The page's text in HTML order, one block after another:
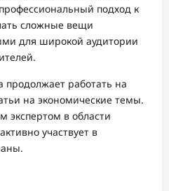
подход к
сложные вещи
для широкой аудитории
продолжает работать на
на экономические темы.
экспертом в области
участвует в